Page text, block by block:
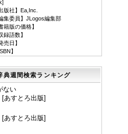
]
版社】Ea,Inc.
集委員】JLogos編集部
籍版の価格】
録語数】
売日】
】
典週間検索ランキング
ない
すとろ出版]
すとろ出版]